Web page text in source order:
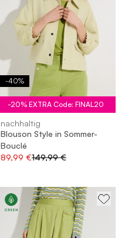
-40%
-20% EXTRA Code: FINAL20
nachhaltig
Blouson Style in Sommer-
Bouclé
89,99 €149,99 €